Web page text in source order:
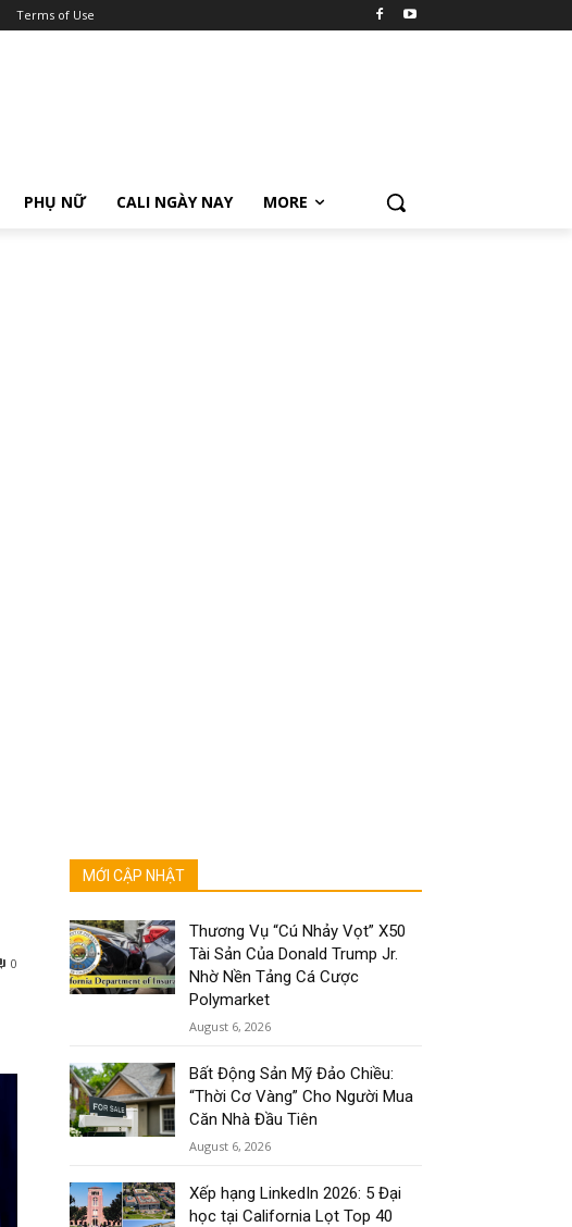
Terms of Use
PHỤ NỮ CALI NGÀY NAY MORE
0
MỚI CẬP NHẬT
Thương Vụ “Cú Nhảy Vọt” X50
Tài Sản Của Donald Trump Jr.
Nhờ Nền Tảng Cá Cược
Polymarket
August 6, 2026
Bất Động Sản Mỹ Đảo Chiều:
“Thời Cơ Vàng” Cho Người Mua
Căn Nhà Đầu Tiên
August 6, 2026
Xếp hạng LinkedIn 2026: 5 Đại
học tại California Lọt Top 40